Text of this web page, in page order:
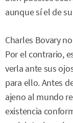
aunque sí el de
Charles Bovary
Por el contrario,
verla ante sus
para ello. Antes
ajeno al mundo
existencia